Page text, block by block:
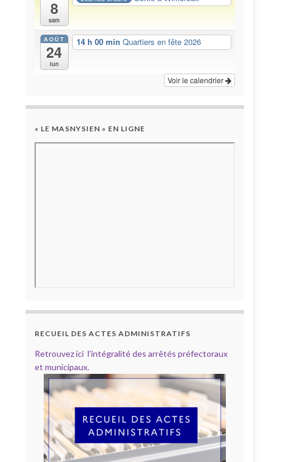
8
sam
AOÛT
24
lun
14 h 00 min Quartiers en fête 2026
Voir le calendrier
« LE MASNYSIEN » EN LIGNE
RECUEIL DES ACTES ADMINISTRATIFS
Retrouvez ici l’intégralité des arrêtés préfectoraux
et municipaux.